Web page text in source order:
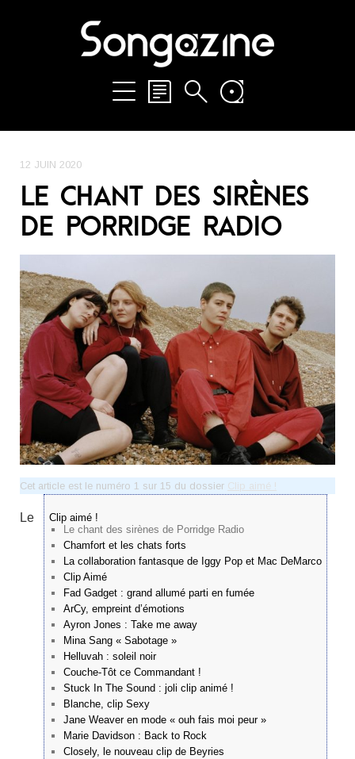
12 JUIN 2020
LE CHANT DES SIRÈNES
DE PORRIDGE RADIO
Cet article est le numéro 1 sur 15 du dossier Clip aimé !
Clip aimé !
Le chant des sirènes de Porridge Radio
Chamfort et les chats forts
La collaboration fantasque de Iggy Pop et Mac DeMarco
Clip Aimé
Fad Gadget : grand allumé parti en fumée
ArCy, empreint d’émotions
Ayron Jones : Take me away
Mina Sang « Sabotage »
Helluvah : soleil noir
Couche-Tôt ce Commandant !
Stuck In The Sound : joli clip animé !
Blanche, clip Sexy
Jane Weaver en mode « ouh fais moi peur »
Marie Davidson : Back to Rock
Closely, le nouveau clip de Beyries
Le